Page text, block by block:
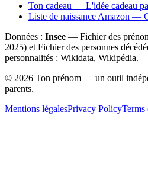
Ton cadeau — L'idée cadeau
Liste de naissance Amazon —
Données : Insee — Fichier des
2025) et Fichier des personnes
personnalités : Wikidata, Wikipédia.
© 2026 Ton prénom — un outil
parents.
Mentions légalesPrivacy PolicyTerms